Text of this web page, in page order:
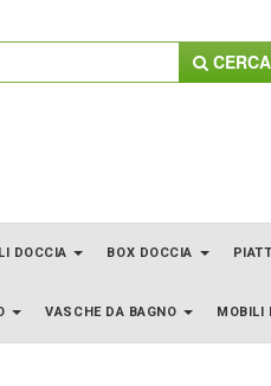
CERCA
DOCCIA BOX DOCCIA
VASCHE DA BAGNO MOBILI